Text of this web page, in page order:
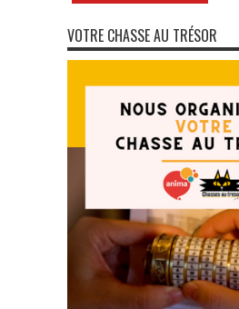
VOTRE CHASSE AU TRÉSOR